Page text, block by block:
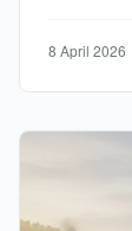
8 April 2026